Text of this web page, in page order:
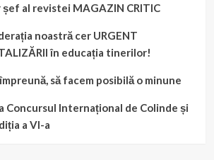
al revistei MAGAZIN CRITIC
noastră cer URGENT
în educația tinerilor!
să facem posibilă o minune
Concursul Internațional de Colinde și
a VI-a